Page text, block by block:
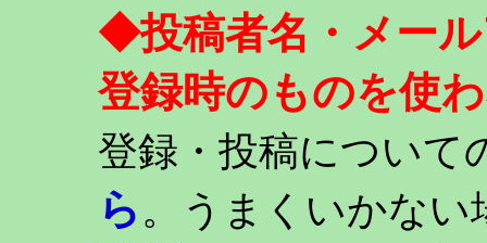
◆投稿者名・メー
登録時のものを使
登録・投稿について
ら。うまくいかない